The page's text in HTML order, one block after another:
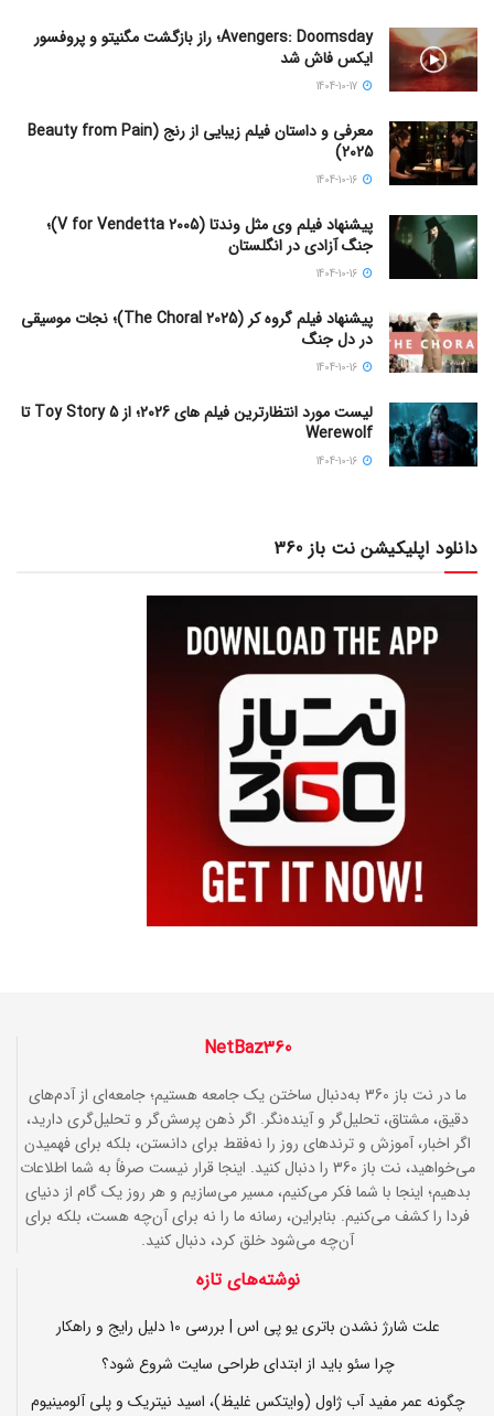
Avengers: Doomsday؛ راز بازگشت مگنیتو و پروفسور
ایکس فاش شد
معرفی و داستان فیلم زیبایی از رنج (Beauty from Pain
2025)
پیشنهاد فیلم وی مثل وندتا (V for Vendetta 2005)؛
جنگ آزادی در انگلستان
پیشنهاد فیلم گروه کر (The Choral 2025)؛ نجات موسیقی
در دل جنگ
لیست مورد انتظارترین فیلم های 2026؛ از Toy Story 5 تا
Werewolf
دانلود اپلیکیشن نت باز 360
NetBaz360
ما در نت باز 360 به‌دنبال ساختن یک جامعه هستیم؛ جامعه‌ای از آدم‌های
دقیق، مشتاق، تحلیل‌گر و آینده‌نگر. اگر ذهن پرسش‌گر و تحلیل‌گری دارید،
اگر اخبار، آموزش و ترندهای روز را نه‌فقط برای دانستن، بلکه برای فهمیدن
می‌خواهید، نت باز 360 را دنبال کنید. اینجا قرار نیست صرفاً به شما اطلاعات
بدهیم؛ اینجا با شما فکر می‌کنیم، مسیر می‌سازیم و هر روز یک گام از دنیای
فردا را کشف می‌کنیم. بنابراین، رسانه ما را نه برای آن‌چه هست، بلکه برای
آن‌چه می‌شود خلق کرد، دنبال کنید.
نوشته‌های تازه
علت شارژ نشدن باتری یو پی اس | بررسی 10 دلیل رایج و راهکار
چرا سئو باید از ابتدای طراحی سایت شروع شود؟
چگونه عمر مفید آب ژاول (وایتکس غلیظ)، اسید نیتریک و پلی آلومینیوم